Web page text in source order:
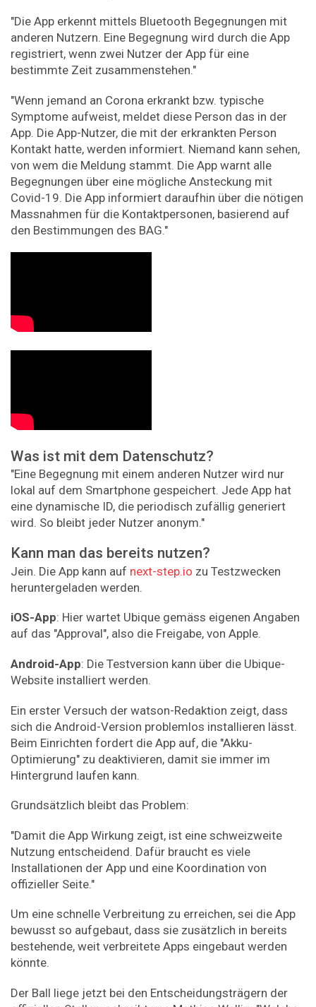
"Die App erkennt mittels Bluetooth Begegnungen mit
anderen Nutzern. Eine Begegnung wird durch die App
registriert, wenn zwei Nutzer der App für eine
bestimmte Zeit zusammenstehen."
"Wenn jemand an Corona erkrankt bzw. typische
Symptome aufweist, meldet diese Person das in der
App. Die App-Nutzer, die mit der erkrankten Person
Kontakt hatte, werden informiert. Niemand kann sehen,
von wem die Meldung stammt. Die App warnt alle
Begegnungen über eine mögliche Ansteckung mit
Covid-19. Die App informiert daraufhin über die nötigen
Massnahmen für die Kontaktpersonen, basierend auf
den Bestimmungen des BAG."
Was ist mit dem Datenschutz?
"Eine Begegnung mit einem anderen Nutzer wird nur
lokal auf dem Smartphone gespeichert. Jede App hat
eine dynamische ID, die periodisch zufällig generiert
wird. So bleibt jeder Nutzer anonym."
Kann man das bereits nutzen?
Jein. Die App kann auf next-step.io zu Testzwecken
heruntergeladen werden.
iOS-App: Hier wartet Ubique gemäss eigenen Angaben
auf das "Approval", also die Freigabe, von Apple.
Android-App: Die Testversion kann über die Ubique-
Website installiert werden.
Ein erster Versuch der watson-Redaktion zeigt, dass
sich die Android-Version problemlos installieren lässt.
Beim Einrichten fordert die App auf, die "Akku-
Optimierung" zu deaktivieren, damit sie immer im
Hintergrund laufen kann.
Grundsätzlich bleibt das Problem:
"Damit die App Wirkung zeigt, ist eine schweizweite
Nutzung entscheidend. Dafür braucht es viele
Installationen der App und eine Koordination von
offizieller Seite."
Um eine schnelle Verbreitung zu erreichen, sei die App
bewusst so aufgebaut, dass sie zusätzlich in bereits
bestehende, weit verbreitete Apps eingebaut werden
könnte.
Der Ball liege jetzt bei den Entscheidungsträgern der